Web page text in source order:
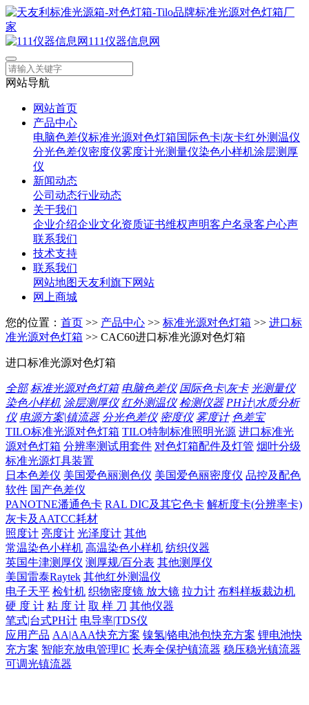
111仪器信息网
网站导航
网站首页
产品中心
电脑色差仪标准光源对色灯箱国际色卡|灰卡红外测温仪
分光色差仪密度仪雾度计光测量仪染色小样机涂层测厚
仪
新闻动态
公司动态行业动态
关于我们
企业介绍企业文化资质证书维权声明客户名录客户心声
联系我们
技术支持
联系我们
网站地图天友利旗下网站
网上商城
您的位置： 首页 >> 产品中心 >> 标准光源对色灯箱 >> 进口标
准光源对色灯箱 >> CAC60进口标准光源对色灯箱
进口标准光源对色灯箱
全部 标准光源对色灯箱 电脑色差仪 国际色卡|灰卡 光测量仪
染色小样机 涂层测厚仪 红外测温仪 检测仪器 PH计|水质分析
仪 电源方案|镇流器 分光色差仪 密度仪 雾度计 色差宝
TILO标准光源对色灯箱 TILO特制标准照明光源 进口标准光
源对色灯箱 分辨率测试用套件 对色灯箱配件及灯管 烟叶分级
标准光源灯具装置
日本色差仪 美国爱色丽测色仪 美国爱色丽密度仪 品控及配色
软件 国产色差仪
PANOTNE潘通色卡 RAL DIC及其它色卡 解析度卡(分辨率卡)
灰卡及AATCC耗材
照度计 亮度计 光泽度计 其他
常温染色小样机 高温染色小样机 纺织仪器
英国牛津测厚仪 测厚规/百分表 其他测厚仪
美国雷泰Raytek 其他红外测温仪
电子天平 检针机 织物密度镜 放大镜 拉力计 布料样板裁边机
硬 度 计 粘 度 计 取 样 刀 其他仪器
笔式|台式PH计 电导率|TDS仪
应用产品 AA|AAA快充方案 镍氢|铬电池包快充方案 锂电池快
充方案 智能充放电管理IC 长寿全保护镇流器 稳压稳光镇流器
可调光镇流器